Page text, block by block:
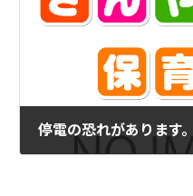
停電の恐れがあります。